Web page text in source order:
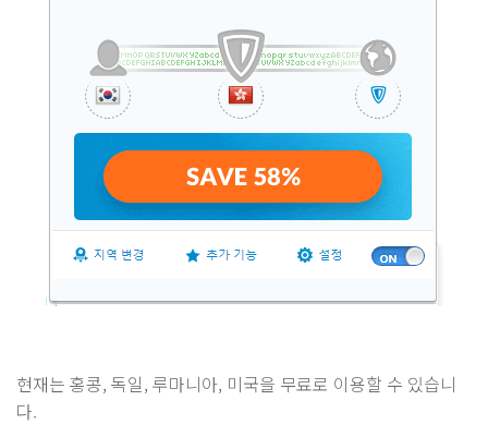
현재는 홍콩, 독일, 루마니아, 미국을 무료로 이용할 수 있습니
다.